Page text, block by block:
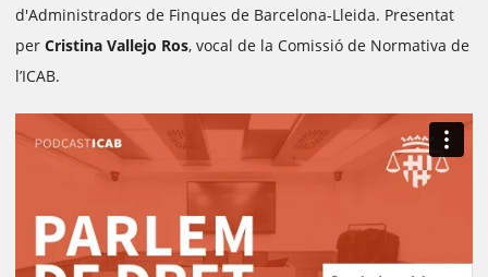
d'Administradors de Finques de Barcelona-Lleida. Presentat
per Cristina Vallejo Ros, vocal de la Comissió de Normativa de
l’ICAB.